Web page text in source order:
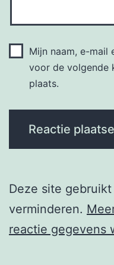
Mijn naam, e-mail
voor de volgende
plaats.
Deze site
verminderen.
reactie gegevens